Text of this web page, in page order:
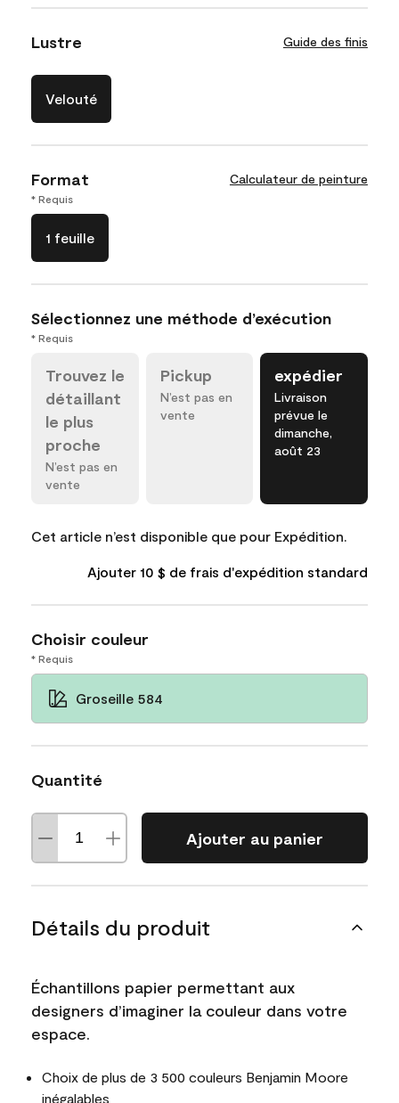
Lustre Guide des finis
Velouté
Format Calculateur de peinture
* Requis
1 feuille
Sélectionnez une méthode d’exécution
* Requis
Trouvez le
détaillant
le plus
proche
N’est pas en
vente
Pickup
N’est pas en
vente
expédier
Livraison
prévue le
dimanche,
août 23
Cet article n’est disponible que pour Expédition.
Ajouter 10 $ de frais d'expédition standard
Choisir couleur
* Requis
Groseille 584
Quantité
Ajouter au panier
Détails du produit
Échantillons papier permettant aux
designers d’imaginer la couleur dans votre
espace.
Choix de plus de 3 500 couleurs Benjamin Moore
inégalables